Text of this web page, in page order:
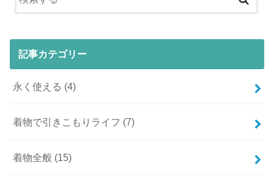
記事カテゴリー
永く使える (4)
着物で引きこもりライフ (7)
着物全般 (15)